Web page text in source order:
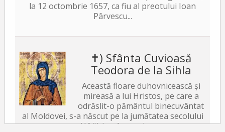
la 12 octombrie 1657, ca fiu al preotului Ioan
Pârvescu...
✝) Sfânta Cuvioasă
Teodora de la Sihla
Această floare duhovnicească și
mireasă a lui Hristos, pe care a
odrăslit-o pământul binecuvântat
al Moldovei, s-a născut pe la jumătatea secolului
al XVII-lea, în satul...